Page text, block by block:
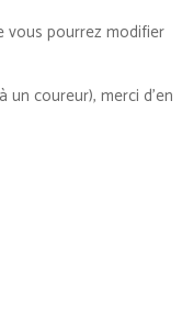
vous pourrez modifier
coureur), merci d’en